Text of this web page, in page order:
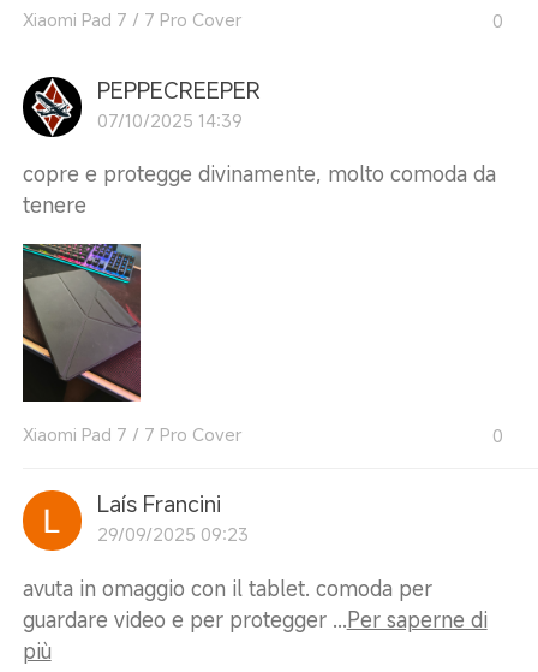
Xiaomi Pad 7 / 7 Pro Cover 0
PEPPECREEPER
07/10/2025 14:39
copre e protegge divinamente, molto comoda da
tenere
Xiaomi Pad 7 / 7 Pro Cover 0
Laís Francini
29/09/2025 09:23
avuta in omaggio con il tablet. comoda per
guardare video e per protegger ...Per saperne di
più